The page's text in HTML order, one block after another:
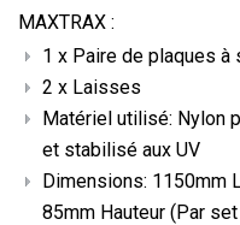
MAXTRAX :
1 x Paire de plaques à
2 x Laisses
Matériel utilisé: Nylon
et stabilisé aux UV
Dimensions: 1150mm
85mm Hauteur (Par